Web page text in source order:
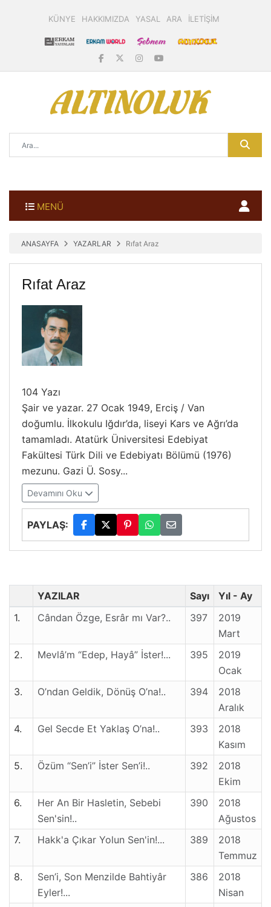
KÜNYE HAKKIMIZDA YASAL ARA İLETİŞİM
MENÜ
ANASAYFA YAZARLAR Rıfat Araz
Rıfat Araz
104 Yazı
Şair ve yazar. 27 Ocak 1949, Erciş / Van
doğumlu. İlkokulu Iğdır’da, liseyi Kars ve Ağrı’da
tamamladı. Atatürk Üniversitesi Edebiyat
Fakültesi Türk Dili ve Edebiyatı Bölümü (1976)
mezunu. Gazi Ü. Sosy...
Devamını Oku
PAYLAŞ:
YAZILAR Sayı
Yıl - Ay
1.
Cândan Özge, Esrâr mı Var?.. 397
2019
Mart
2.
Mevlâ’m “Edep, Hayâ” İster!... 395
2019
Ocak
3.
O’ndan Geldik, Dönüş O’na!.. 394
2018
Aralık
4.
Gel Secde Et Yaklaş O’na!.. 393
2018
Kasım
5.
Özüm “Sen’i” İster Sen’i!.. 392
2018
Ekim
6.
Her An Bir Hasletin, Sebebi
Sen'sin!..
390
2018
Ağustos
7.
Hakk'a Çıkar Yolun Sen'in!... 389
2018
Temmuz
8.
Sen’i, Son Menzilde Bahtiyâr
Eyler!...
386
2018
Nisan